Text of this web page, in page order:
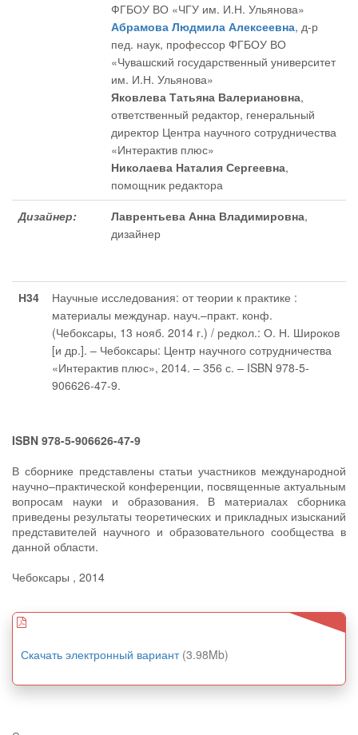
ФГБОУ ВО «ЧГУ им. И.Н. Ульянова»
Абрамова Людмила Алексеевна, д-р
пед. наук, профессор ФГБОУ ВО
«Чувашский государственный университет
им. И.Н. Ульянова»
Яковлева Татьяна Валериановна,
ответственный редактор, генеральный
директор Центра научного сотрудничества
«Интерактив плюс»
Николаева Наталия Сергеевна,
помощник редактора
Дизайнер:
Лаврентьева Анна Владимировна,
дизайнер
Н34
Научные исследования: от теории к практике :
материалы междунар. науч.–практ. конф.
(Чебоксары, 13 нояб. 2014 г.) / редкол.: О. Н. Широков
[и др.]. – Чебоксары: Центр научного сотрудничества
«Интерактив плюс», 2014. – 356 с. – ISBN 978-5-
906626-47-9.
ISBN 978-5-906626-47-9
В сборнике представлены статьи участников международной
научно–практической конференции, посвященные актуальным
вопросам науки и образования. В материалах сборника
приведены результаты теоретических и прикладных изысканий
представителей научного и образовательного сообщества в
данной области.
Чебоксары , 2014
Скачать электронный вариант (3.98Mb)